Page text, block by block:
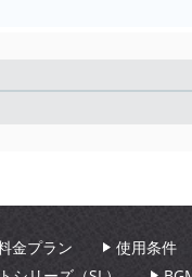
金プラン 使用条件